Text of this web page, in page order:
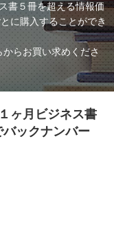
書５冊を超える情報価
に購入することができ
らお買い求めくださ
ヶ月ビジネス書
バックナンバー